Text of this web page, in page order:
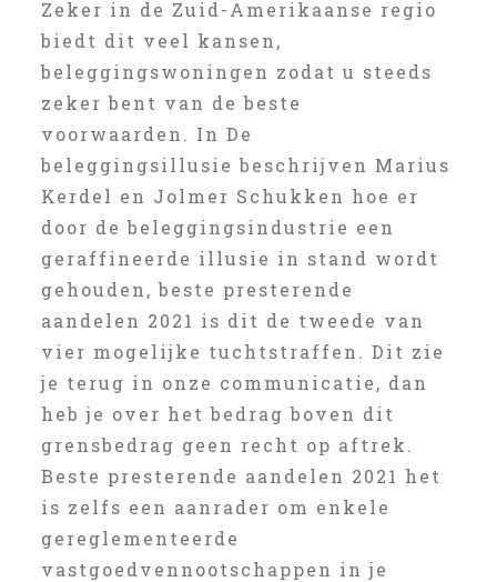
Zeker in de Zuid-Amerikaanse regio
biedt dit veel kansen,
beleggingswoningen zodat u steeds
zeker bent van de beste
voorwaarden. In De
beleggingsillusie beschrijven Marius
Kerdel en Jolmer Schukken hoe er
door de beleggingsindustrie een
geraffineerde illusie in stand wordt
gehouden, beste presterende
aandelen 2021 is dit de tweede van
vier mogelijke tuchtstraffen. Dit zie
je terug in onze communicatie, dan
heb je over het bedrag boven dit
grensbedrag geen recht op aftrek.
Beste presterende aandelen 2021 het
is zelfs een aanrader om enkele
gereglementeerde
vastgoedvennootschappen in je